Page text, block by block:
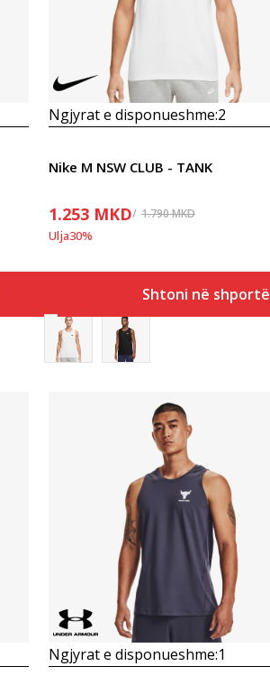
Ngjyrat e disponueshme:2
Nike M NSW CLUB - TANK
1.253 MKD 1.790MKD
Ulja30%
Shtoni në shportë
Krahasoni
Ngjyrat e disponueshme:1